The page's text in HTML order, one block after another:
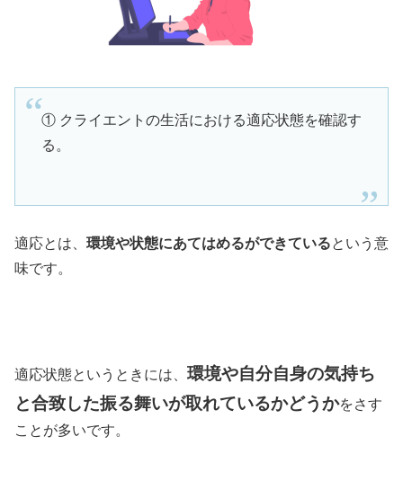
① クライエントの生活における適応状態を確認す
る。
適応とは、 環境や状態にあてはめるができているという意
味です。
適応状態というときには、 環境や自分自身の気持ち
と合致した振る舞いが取れているかどうかをさす
ことが多いです。